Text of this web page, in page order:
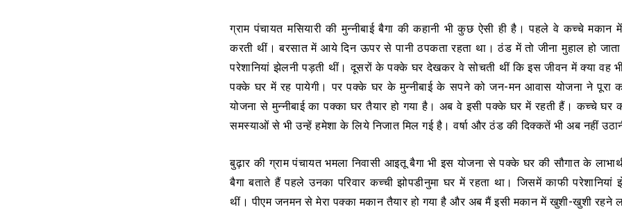
ग्राम पंचायत मसियारी की मुन्नीबाई बैगा की कहानी भी कुछ ऐसी ही है। पहले वे कच्चे मकान
करती थीं। बरसात में आये दिन ऊपर से पानी ठपकता रहता था। ठंड में तो जीना मुहाल हो
परेशानियां झेलनी पड़ती थीं। दूसरों के पक्के घर देखकर वे सोचती थीं कि इस जीवन में क्या वह
पक्के घर में रह पायेगी। पर पक्के घर के मुन्नीबाई के सपने को जन-मन आवास योजना ने पूरा
योजना से मुन्नीबाई का पक्का घर तैयार हो गया है। अब वे इसी पक्के घर में रहती हैं। कच्चे घर
समस्याओं से भी उन्हें हमेशा के लिये निजात मिल गई है। वर्षा और ठंड की दिक्कतें भी अब नहीं
बुढ़ार की ग्राम पंचायत भमला निवासी आइतू बैगा भी इस योजना से पक्के घर की सौगात के
बैगा बताते हैं पहले उनका परिवार कच्ची झोपडीनुमा घर में रहता था। जिसमें काफी परेशानियां
थीं। पीएम जनमन से मेरा पक्का मकान तैयार हो गया है और अब मैं इसी मकान में खुशी-खुशी रहने